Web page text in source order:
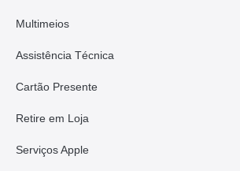
Multimeios
Assistência Técnica
Cartão Presente
Retire em Loja
Serviços Apple